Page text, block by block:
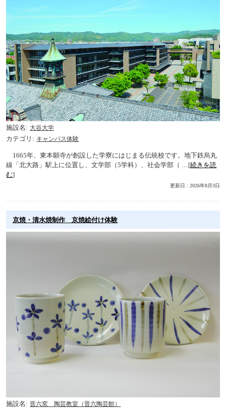
施設名
大谷大学
カテゴリ
キャンパス体験
1665年、東本願寺が創設した学寮にはじまる伝統校です。地下鉄烏丸
線「北大路」駅上に位置し、文学部（5学科）、社会学部（ …[続きを読
む]
更新日 : 2026年8月3日
京焼・清水焼制作 京焼絵付け体験
施設名
晋六窯 陶芸教室（晋六陶芸館）